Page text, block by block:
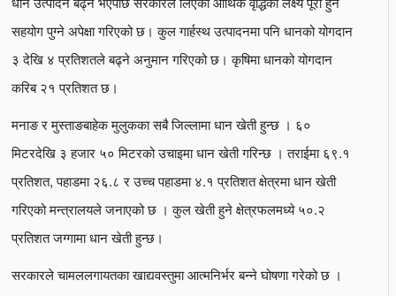
सहयोग पुग्ने अपेक्षा गरिएको छ। कुल गार्हस्थ उत्पादनमा पनि धानको योगदान
३ देखि ४ प्रतिशतले बढ्ने अनुमान गरिएको छ। कृषिमा धानको योगदान
करिब २१ प्रतिशत छ।
मनाङ र मुस्ताङबाहेक मुलुकका सबै जिल्लामा धान खेती हुन्छ । ६०
मिटरदेखि ३ हजार ५० मिटरको उचाइमा धान खेती गरिन्छ । तराईमा ६९.१
प्रतिशत, पहाडमा २६.८ र उच्च पहाडमा ४.१ प्रतिशत क्षेत्रमा धान खेती
गरिएको मन्त्रालयले जनाएको छ । कुल खेती हुने क्षेत्रफलमध्ये ५०.२
प्रतिशत जग्गामा धान खेती हुन्छ।
सरकारले चामललगायतका खाद्यवस्तुमा आत्मनिर्भर बन्ने घोषणा गरेको छ ।